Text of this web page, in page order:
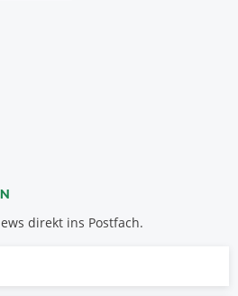
direkt ins Postfach.